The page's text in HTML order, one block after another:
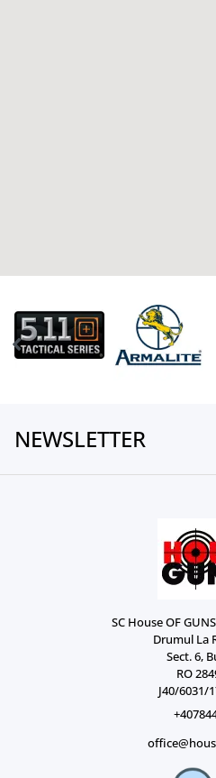
NEWSLETTER
SC House OF
Drumul La
Sect. 6,
RO
J40/6031/